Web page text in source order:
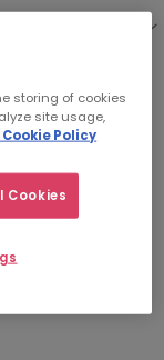
コ
storing of cookies
site usage,
Cookie Policy
Cookies